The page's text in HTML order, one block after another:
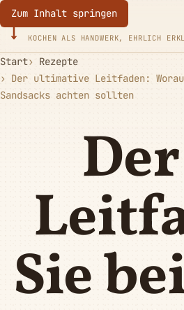
Zum Inhalt springen
Eurotoques
KOCHEN ALS HANDWERK, EHRLICH
Start
Rezepte
Der ultimative Leitfaden:
Sandsacks achten sollten
Sie